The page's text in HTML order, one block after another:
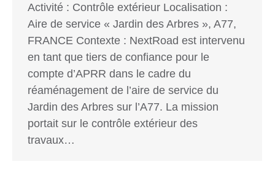
Activité : Contrôle extérieur Localisation :
Aire de service « Jardin des Arbres », A77,
FRANCE Contexte : NextRoad est intervenu
en tant que tiers de confiance pour le
compte d’APRR dans le cadre du
réaménagement de l’aire de service du
Jardin des Arbres sur l’A77. La mission
portait sur le contrôle extérieur des
travaux…